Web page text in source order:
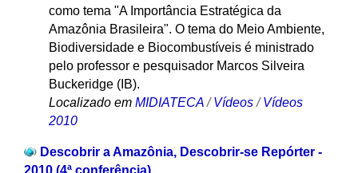
como tema "A Importância Estratégica da
Amazônia Brasileira". O tema do Meio Ambiente,
Biodiversidade e Biocombustíveis é ministrado
pelo professor e pesquisador Marcos Silveira
Buckeridge (IB).
Localizado em MIDIATECA /Vídeos /Vídeos
2010
Descobrir a Amazônia, Descobrir-se Repórter -
2010 (4ª conferência)